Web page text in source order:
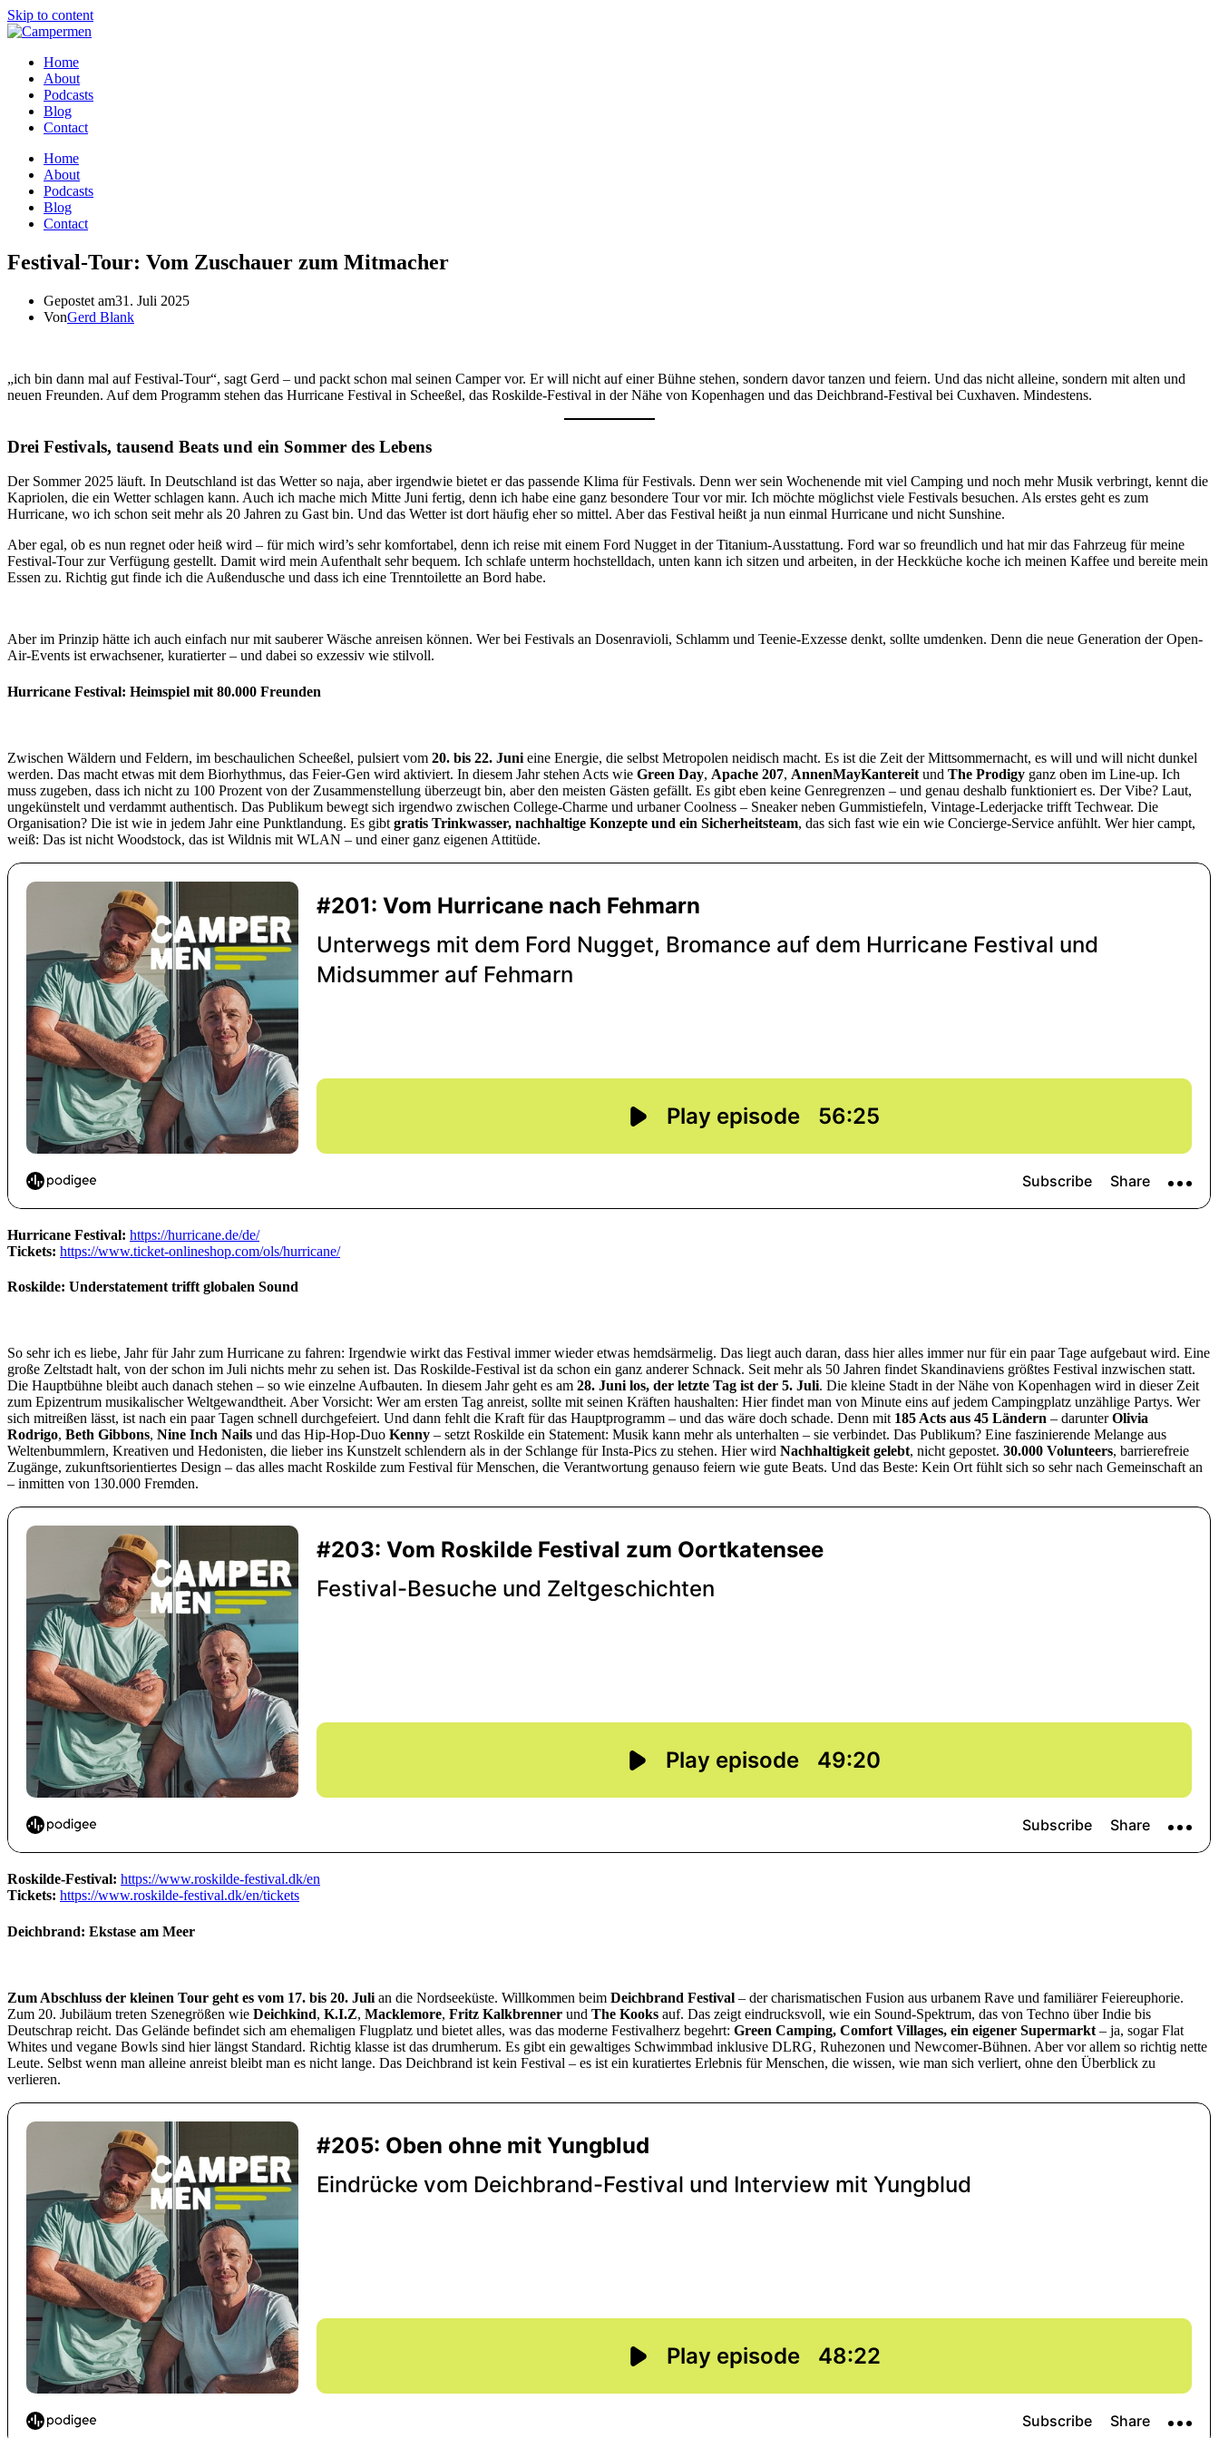
Skip to content
Home
About
Podcasts
Blog
Contact
Home
About
Podcasts
Blog
Contact
Festival-Tour: Vom Zuschauer zum Mitmacher
Gepostet am31. Juli 2025
VonGerd Blank
„ich bin dann mal auf Festival-Tour“, sagt Gerd – und packt schon mal seinen Camper vor. Er will nicht auf einer Bühne stehen, sondern davor tanzen und feiern. Und das nicht alleine, sondern mit alten und
neuen Freunden. Auf dem Programm stehen das Hurricane Festival in Scheeßel, das Roskilde-Festival in der Nähe von Kopenhagen und das Deichbrand-Festival bei Cuxhaven. Mindestens.
Drei Festivals, tausend Beats und ein Sommer des Lebens
Der Sommer 2025 läuft. In Deutschland ist das Wetter so naja, aber irgendwie bietet er das passende Klima für Festivals. Denn wer sein Wochenende mit viel Camping und noch mehr Musik verbringt, kennt die
Kapriolen, die ein Wetter schlagen kann. Auch ich mache mich Mitte Juni fertig, denn ich habe eine ganz besondere Tour vor mir. Ich möchte möglichst viele Festivals besuchen. Als erstes geht es zum
Hurricane, wo ich schon seit mehr als 20 Jahren zu Gast bin. Und das Wetter ist dort häufig eher so mittel. Aber das Festival heißt ja nun einmal Hurricane und nicht Sunshine.
Aber egal, ob es nun regnet oder heiß wird – für mich wird’s sehr komfortabel, denn ich reise mit einem Ford Nugget in der Titanium-Ausstattung. Ford war so freundlich und hat mir das Fahrzeug für meine
Festival-Tour zur Verfügung gestellt. Damit wird mein Aufenthalt sehr bequem. Ich schlafe unterm hochstelldach, unten kann ich sitzen und arbeiten, in der Heckküche koche ich meinen Kaffee und bereite mein
Essen zu. Richtig gut finde ich die Außendusche und dass ich eine Trenntoilette an Bord habe.
Aber im Prinzip hätte ich auch einfach nur mit sauberer Wäsche anreisen können. Wer bei Festivals an Dosenravioli, Schlamm und Teenie-Exzesse denkt, sollte umdenken. Denn die neue Generation der Open-
Air-Events ist erwachsener, kuratierter – und dabei so exzessiv wie stilvoll.
Hurricane Festival: Heimspiel mit 80.000 Freunden
Zwischen Wäldern und Feldern, im beschaulichen Scheeßel, pulsiert vom 20. bis 22. Juni eine Energie, die selbst Metropolen neidisch macht. Es ist die Zeit der Mittsommernacht, es will und will nicht dunkel
werden. Das macht etwas mit dem Biorhythmus, das Feier-Gen wird aktiviert. In diesem Jahr stehen Acts wie Green Day, Apache 207, AnnenMayKantereit und The Prodigy ganz oben im Line-up. Ich
muss zugeben, dass ich nicht zu 100 Prozent von der Zusammenstellung überzeugt bin, aber den meisten Gästen gefällt. Es gibt eben keine Genregrenzen – und genau deshalb funktioniert es. Der Vibe? Laut,
ungekünstelt und verdammt authentisch. Das Publikum bewegt sich irgendwo zwischen College-Charme und urbaner Coolness – Sneaker neben Gummistiefeln, Vintage-Lederjacke trifft Techwear. Die
Organisation? Die ist wie in jedem Jahr eine Punktlandung. Es gibt gratis Trinkwasser, nachhaltige Konzepte und ein Sicherheitsteam, das sich fast wie ein wie Concierge-Service anfühlt. Wer hier campt,
weiß: Das ist nicht Woodstock, das ist Wildnis mit WLAN – und einer ganz eigenen Attitüde.
Hurricane Festival: https://hurricane.de/de/
Tickets: https://www.ticket-onlineshop.com/ols/hurricane/
Roskilde: Understatement trifft globalen Sound
So sehr ich es liebe, Jahr für Jahr zum Hurricane zu fahren: Irgendwie wirkt das Festival immer wieder etwas hemdsärmelig. Das liegt auch daran, dass hier alles immer nur für ein paar Tage aufgebaut wird. Eine
große Zeltstadt halt, von der schon im Juli nichts mehr zu sehen ist. Das Roskilde-Festival ist da schon ein ganz anderer Schnack. Seit mehr als 50 Jahren findet Skandinaviens größtes Festival inzwischen statt.
Die Hauptbühne bleibt auch danach stehen – so wie einzelne Aufbauten. In diesem Jahr geht es am 28. Juni los, der letzte Tag ist der 5. Juli. Die kleine Stadt in der Nähe von Kopenhagen wird in dieser Zeit
zum Epizentrum musikalischer Weltgewandtheit. Aber Vorsicht: Wer am ersten Tag anreist, sollte mit seinen Kräften haushalten: Hier findet man von Minute eins auf jedem Campingplatz unzählige Partys. Wer
sich mitreißen lässt, ist nach ein paar Tagen schnell durchgefeiert. Und dann fehlt die Kraft für das Hauptprogramm – und das wäre doch schade. Denn mit 185 Acts aus 45 Ländern – darunterOlivia
Rodrigo, Beth Gibbons, Nine Inch Nails und das Hip-Hop-Duo Kenny – setzt Roskilde ein Statement: Musik kann mehr als unterhalten – sie verbindet. Das Publikum? Eine faszinierende Melange aus
Weltenbummlern, Kreativen und Hedonisten, die lieber ins Kunstzelt schlendern als in der Schlange für Insta-Pics zu stehen. Hier wird Nachhaltigkeit gelebt, nicht gepostet. 30.000 Volunteers, barrierefreie
Zugänge, zukunftsorientiertes Design – das alles macht Roskilde zum Festival für Menschen, die Verantwortung genauso feiern wie gute Beats. Und das Beste: Kein Ort fühlt sich so sehr nach Gemeinschaft an
– inmitten von 130.000 Fremden.
Roskilde-Festival: https://www.roskilde-festival.dk/en
Tickets: https://www.roskilde-festival.dk/en/tickets
Deichbrand: Ekstase am Meer
Zum Abschluss der kleinen Tour geht es vom 17. bis 20. Juli an die Nordseeküste. Willkommen beim Deichbrand Festival – der charismatischen Fusion aus urbanem Rave und familiärer Feiereuphorie.
Zum 20. Jubiläum treten Szenegrößen wie Deichkind, K.I.Z, Macklemore, Fritz Kalkbrenner und The Kooks auf. Das zeigt eindrucksvoll, wie ein Sound-Spektrum, das von Techno über Indie bis
Deutschrap reicht. Das Gelände befindet sich am ehemaligen Flugplatz und bietet alles, was das moderne Festivalherz begehrt: Green Camping, Comfort Villages, ein eigener Supermarkt – ja, sogar Flat
Whites und vegane Bowls sind hier längst Standard. Richtig klasse ist das drumherum. Es gibt ein gewaltiges Schwimmbad inklusive DLRG, Ruhezonen und Newcomer-Bühnen. Aber vor allem so richtig nette
Leute. Selbst wenn man alleine anreist bleibt man es nicht lange. Das Deichbrand ist kein Festival – es ist ein kuratiertes Erlebnis für Menschen, die wissen, wie man sich verliert, ohne den Überblick zu
verlieren.